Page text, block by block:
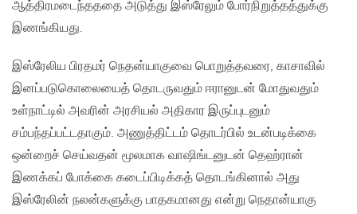
ஆத்திரமடைந்தததை அடுத்து இஸ்ரேலும் போர்நிறுத்தத்துக்கு
இணங்கியது.
இஸ்ரேலிய பிரதமர் நெதன்யாகுவை பொறுத்தவரை, காசாவில்
இனப்படுகொலையைத் தொடருவதும் ஈரானுடன் மோதுவதும்
உள்நாட்டில் அவரின் அரசியல் அதிகார இருப்புடனும்
சம்பந்தப்பட்டதாகும். அணுத்திட்டம் தொடர்பில் உடன்படிக்கை
ஒன்றைச் செய்வதன் மூலமாக வாஷிங்டனுடன் தெஹ்ரான்
இணக்கப் போக்கை கடைப்பிடிக்கத் தொடங்கினால் அது
இஸ்ரேலின் நலன்களுக்கு பாதகமானது என்று நெதான்யாகு